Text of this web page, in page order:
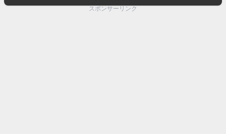
スポンサーリンク